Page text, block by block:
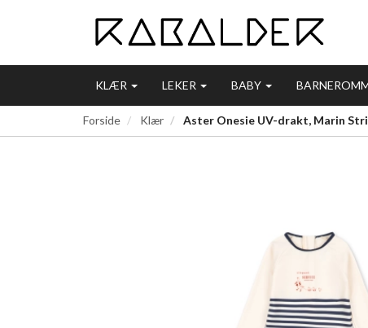
KLÆR LEKER BABY
Forside Klær Aster Onesie UV-drakt, Marin